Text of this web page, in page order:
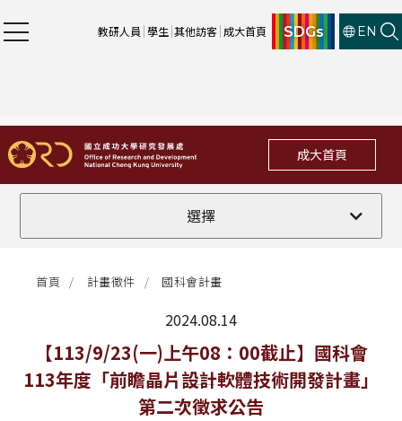
教研人員 學生 其他訪客 成大首頁 SDGs EN
成大首頁
選擇
全部
法規修訂
補助獎項
首頁 計畫徵件 國科會計畫
2024.08.14
最新消息
【113/9/23(一)上午08：00截止】國科會
113年度「前瞻晶片設計軟體技術開發計畫」
第二次徵求公告